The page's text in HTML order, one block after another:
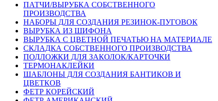
ПАТЧИ/ВЫРУБКА СОБСТВЕННОГО
ПРОИЗВОДСТВА
НАБОРЫ ДЛЯ СОЗДАНИЯ РЕЗИНОК-ПУГОВОК
ВЫРУБКА ИЗ ШИФОНА
ВЫРУБКА С ЦВЕТНОЙ ПЕЧАТЬЮ НА МАТЕРИАЛЕ
СКЛАДКА СОБСТВЕННОГО ПРОИЗВОДСТВА
ПОДЛОЖКИ ДЛЯ ЗАКОЛОК/КАРТОЧКИ
ТЕРМОНАКЛЕЙКИ
ШАБЛОНЫ ДЛЯ СОЗДАНИЯ БАНТИКОВ И
ЦВЕТКОВ
ФЕТР КОРЕЙСКИЙ